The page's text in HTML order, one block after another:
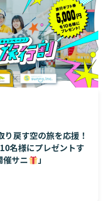
戻す空の旅を応援！
名様にプレゼントす
催サニ
」